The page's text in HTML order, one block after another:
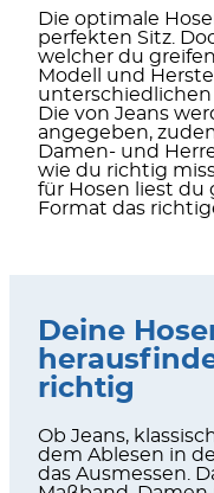
Die optimale
perfekten Sitz.
welcher du
Modell und
unterschiedlichen
Die von Jeans
angegeben,
Damen- und
wie du richtig
für Hosen liest du
Format das
Deine
richtig
Ob Jeans,
dem Ablesen in
das Ausmessen.